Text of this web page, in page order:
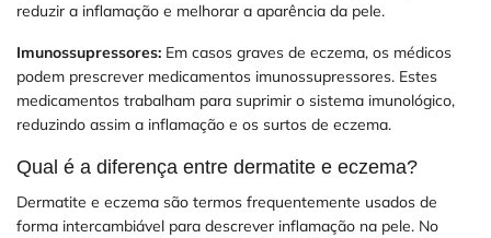
reduzir a inflamação e melhorar a aparência da pele.
Imunossupressores: Em casos graves de eczema, os médicos
podem prescrever medicamentos imunossupressores. Estes
medicamentos trabalham para suprimir o sistema imunológico,
reduzindo assim a inflamação e os surtos de eczema.
Qual é a diferença entre dermatite e eczema?
Dermatite e eczema são termos frequentemente usados ​​de
forma intercambiável para descrever inflamação na pele. No